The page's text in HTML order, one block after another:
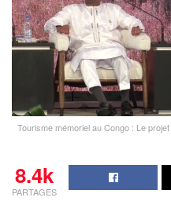
Tourisme mémoriel au Congo : Le
8.4k
PARTAGES